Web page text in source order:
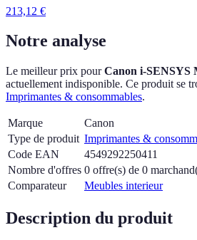
213,12 €
Notre analyse
Le meilleur prix pourCanon i-SENSYS
actuellement indisponible. Ce produit se
Imprimantes & consommables.
Marque
Canon
Type de produit Imprimantes &
Code EAN
4549292250411
Nombre d'offres 0 offre(s) de 0
Comparateur
Meubles interieur
Description du produit